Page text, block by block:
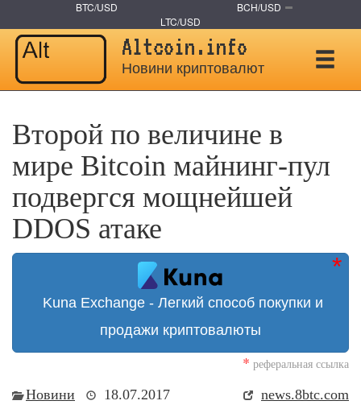
BTC/USD
BCH/USD
LTC/USD
Altcoin.info
Новини криптовалют
Второй по величине в
мире Bitcoin майнинг-пул
подвергся мощнейшей
DDOS атаке
Kuna Exchange - Легкий способ покупки и
продажи криптовалюты
* реферальная ссылка
Новини 18.07.2017 news.8btc.com